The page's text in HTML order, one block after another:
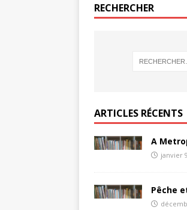
RECHERCHER
ARTICLES RÉCENTS
A
janvier
Pêche